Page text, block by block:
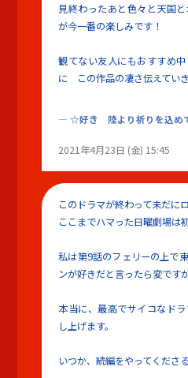
見終わったあと色々と天国
が今一番の楽しみです！
観てない友人にもおすすめ
に この作品の凄さ伝えてい
☆好き 陸より祈りを込め
2021年4月23日 (金) 15:45
このドラマが終わって未だに
ここまでハマった日曜劇場は
私は第9話のフェリーの上で
ンが好きだと言ったら変です
本当に、最高でサイコなド
し上げます。
いつか、続編をやってくださ